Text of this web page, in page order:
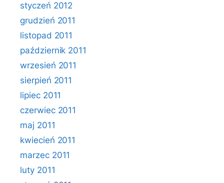
styczeń 2012
grudzień 2011
listopad 2011
październik 2011
wrzesień 2011
sierpień 2011
lipiec 2011
czerwiec 2011
maj 2011
kwiecień 2011
marzec 2011
luty 2011